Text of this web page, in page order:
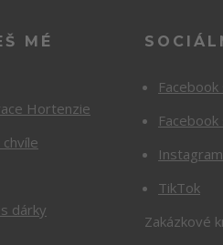
MÉ
Hortenzie
dárky
Facebook
Instagram
TikTok
Zakázkové